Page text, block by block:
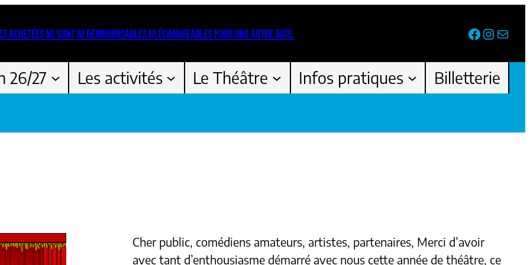
ACHETÉES NE SONT NI REMBOURSABLES NI ÉCHANGEABLES POUR UNE AUTRE DATE. Facebook
26/27 Les activités Le Théâtre Infos pratiques Billetterie
Cher public, comédiens amateurs, artistes, partenaires, Merci d’avoir
avec tant d’enthousiasme démarré avec nous cette année de théâtre, ce